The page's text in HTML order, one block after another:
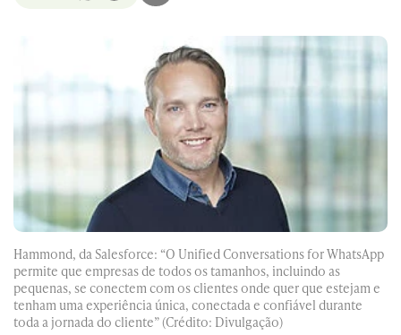
Hammond, da Salesforce: “O Unified Conversations for WhatsApp
permite que empresas de todos os tamanhos, incluindo as
pequenas, se conectem com os clientes onde quer que estejam e
tenham uma experiência única, conectada e confiável durante
toda a jornada do cliente” (Crédito: Divulgação)